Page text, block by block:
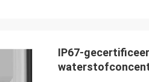
IP67-